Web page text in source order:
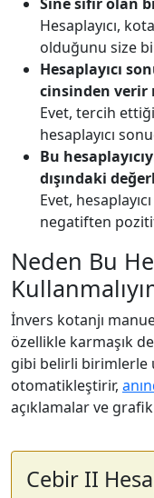
Hesaplayıcı,
olduğunu size
Hesaplayıcı
cinsinden verir
Evet, tercih
hesaplayıcı
Bu
dışındaki
Evet,
negatiften
Neden Bu
İnvers kotanjı
özellikle karmaşık
gibi belirli birimlerle
otomatikleştirir,
açıklamalar ve grafik
Cebir II